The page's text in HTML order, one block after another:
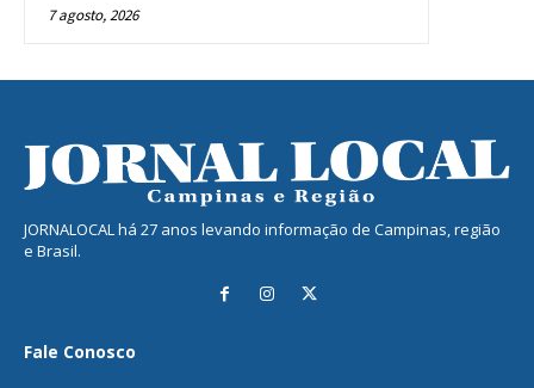
7 agosto, 2026
JORNALOCAL há 27 anos levando informação de Campinas, região
e Brasil.
Fale Conosco